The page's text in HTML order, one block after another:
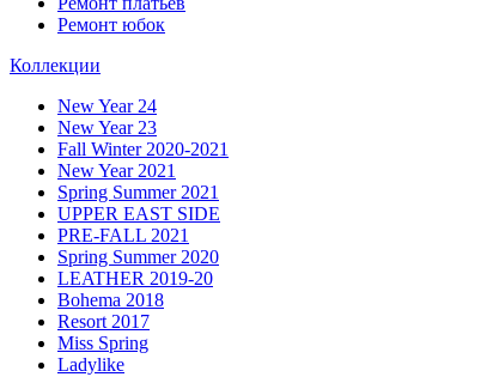
Ремонт юбок
Коллекции
New Year 24
New Year 23
Fall Winter 2020-2021
New Year 2021
Spring Summer 2021
UPPER EAST SIDE
PRE-FALL 2021
Spring Summer 2020
LEATHER 2019-20
Bohema 2018
Resort 2017
Miss Spring
Ladylike